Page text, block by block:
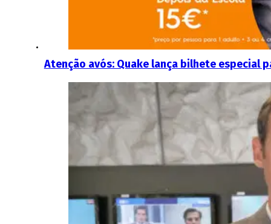
Atenção avós: Quake lança bilhete especial